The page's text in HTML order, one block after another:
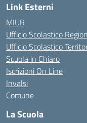
Link Esterni
MIUR
Ufficio Scolastico
Ufficio Scolastico
Scuola in Chiaro
Iscrizioni On Line
Invalsi
Comune
La Scuola